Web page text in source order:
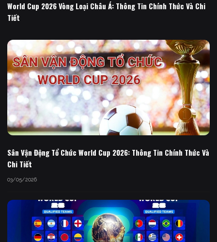
World Cup 2026 Vòng Loại Châu Á: Thông Tin Chính Thức Và Chi
Tiết
Sân Vận Động Tổ Chức World Cup 2026: Thông Tin Chính Thức Và
Chi Tiết
03/05/2026